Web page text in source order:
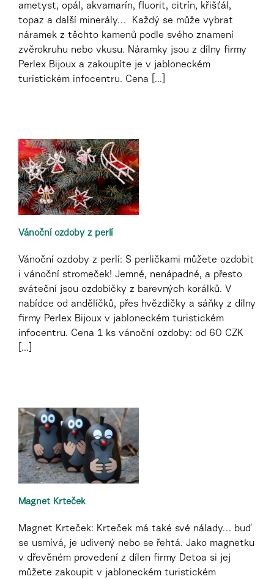
ametyst, opál, akvamarín, fluorit, citrín, křišťál,
topaz a další minerály… Každý se může vybrat
náramek z těchto kamenů podle svého znamení
zvěrokruhu nebo vkusu. Náramky jsou z dílny firmy
Perlex Bijoux a zakoupíte je v jabloneckém
turistickém infocentru. Cena [...]
Vánoční ozdoby z perlí
Vánoční ozdoby z perlí: S perličkami můžete ozdobit
i vánoční stromeček! Jemné, nenápadné, a přesto
sváteční jsou ozdobičky z barevných korálků. V
nabídce od andělíčků, přes hvězdičky a sáňky z dílny
firmy Perlex Bijoux v jabloneckém turistickém
infocentru. Cena 1 ks vánoční ozdoby: od 60 CZK
[...]
Magnet Krteček
Magnet Krteček: Krteček má také své nálady… buď
se usmívá, je udivený nebo se řehtá. Jako magnetku
v dřevěném provedení z dílen firmy Detoa si jej
můžete zakoupit v jabloneckém turistickém